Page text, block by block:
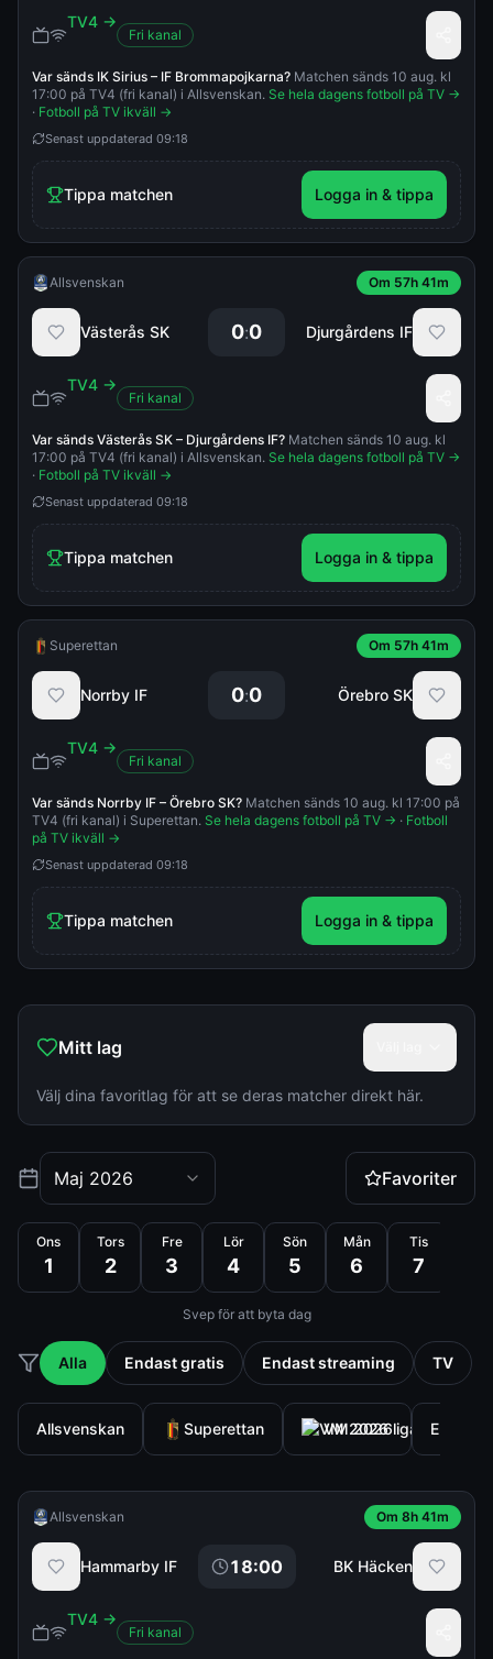
TV4 →
Fri kanal
Var sänds IK Sirius – IF Brommapojkarna? Matchen sänds 10 aug. kl
17:00 på TV4 (fri kanal) i Allsvenskan. Se hela dagens fotboll på TV →
· Fotboll på TV ikväll →
Senast uppdaterad 09:18
Tippa matchen Logga in & tippa
Allsvenskan Om 57h 41m
Västerås SK 0:0 Djurgårdens IF
TV4 →
Fri kanal
Var sänds Västerås SK – Djurgårdens IF? Matchen sänds 10 aug. kl
17:00 på TV4 (fri kanal) i Allsvenskan. Se hela dagens fotboll på TV →
· Fotboll på TV ikväll →
Senast uppdaterad 09:18
Tippa matchen Logga in & tippa
Superettan Om 57h 41m
Norrby IF 0:0 Örebro SK
TV4 →
Fri kanal
Var sänds Norrby IF – Örebro SK? Matchen sänds 10 aug. kl 17:00 på
TV4 (fri kanal) i Superettan. Se hela dagens fotboll på TV → · Fotboll
på TV ikväll →
Senast uppdaterad 09:18
Tippa matchen Logga in & tippa
Mitt lag
Välj dina favoritlag för att se deras matcher direkt här.
Alla matcher lördag 8 augusti 2026
Maj 2026 Favoriter
Ons
1
Tors
2
Fre
3
Lör
4
Sön
5
Mån
6
Tis
7
Svep för att byta dag
Alla Endast gratis Endast streaming TV
Allsvenskan Superettan VM 2026 Europa
Allsvenskan Om 8h 41m
Hammarby IF 18:00 BK Häcken
TV4 →
Fri kanal